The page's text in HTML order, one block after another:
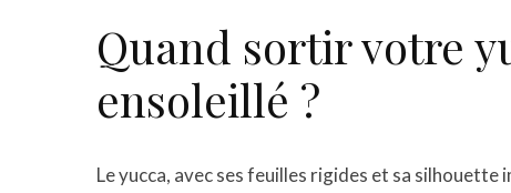
Quand sortir votre
ensoleillé ?
Le yucca, avec ses feuilles rigides et sa